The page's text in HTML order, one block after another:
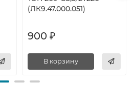
(ЛК9.47.000.051)
900 ₽
В корзину